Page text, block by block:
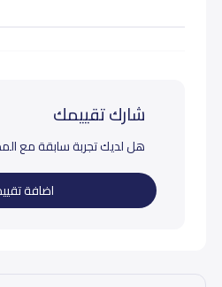
شارك تقييمك
هل لديك تجربة سابقة مع
اضافة